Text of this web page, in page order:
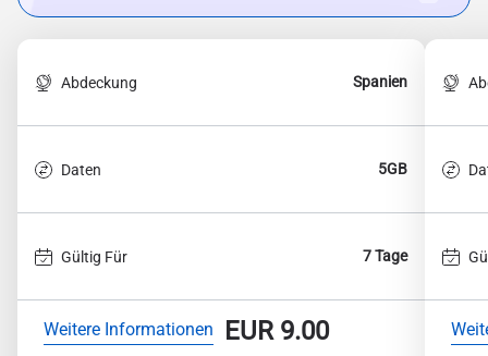
Abdeckung Spanien
Daten 5GB
Gültig Für 7 Tage
Weitere Informationen EUR9.00